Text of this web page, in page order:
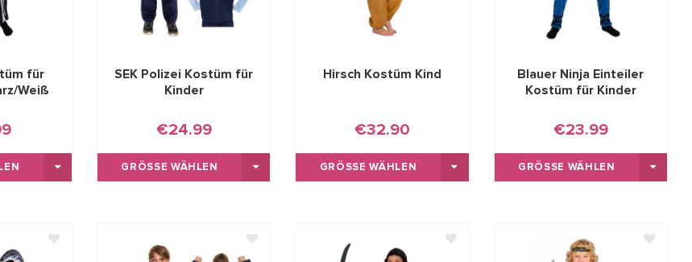
für
Weiß
SEK Polizei Kostüm für
Kinder
€24.99
GRÖSSE WÄHLEN
Hirsch Kostüm Kind
€32.90
GRÖSSE WÄHLEN
Blauer Ninja Einteiler
Kostüm für Kinder
€23.99
GRÖSSE WÄHLEN